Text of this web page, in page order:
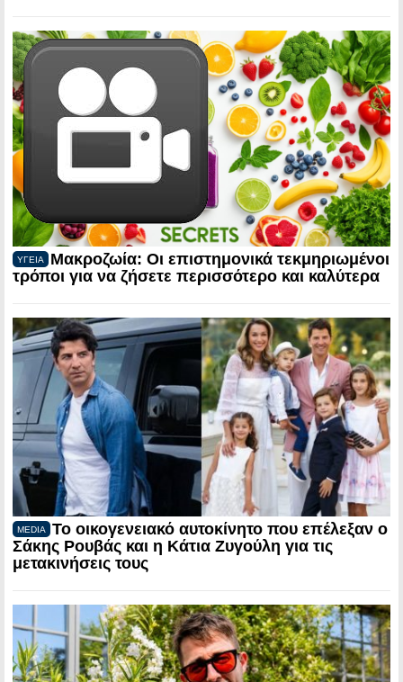
ΥΓΕΙΑ
Μακροζωία: Οι επιστημονικά τεκμηριωμένοι
τρόποι για να ζήσετε περισσότερο και καλύτερα
MEDIA
Το οικογενειακό αυτοκίνητο που επέλεξαν ο
Σάκης Ρουβάς και η Κάτια Ζυγούλη για τις
μετακινήσεις τους